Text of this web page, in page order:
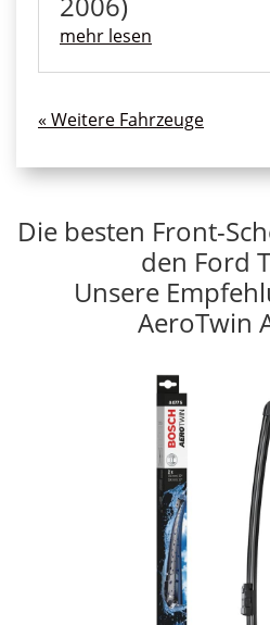
mehr lesen
Die besten Front-
den Ford
Unsere
AeroTwin